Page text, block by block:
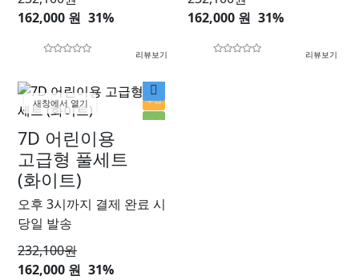
162,000 원 31%
리뷰보기
162,000 원 31%
리뷰보기
추천
인기
새창에서 열기
7D 어린이용
고급형 풀세트
(화이트)
오후 3시까지 결제 완료 시
당일 발송
232,100원
162,000 원 31%